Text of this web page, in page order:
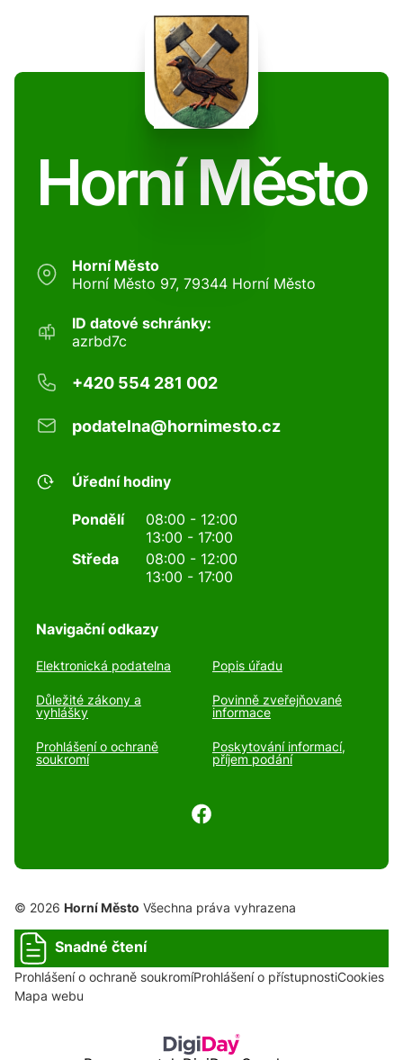
Horní Město
Horní Město
Horní Město 97, 79344 Horní Město
ID datové schránky:
azrbd7c
+420 554 281 002
podatelna@hornimesto.cz
Úřední hodiny
Pondělí
08:00 - 12:00
13:00 - 17:00
Středa
08:00 - 12:00
13:00 - 17:00
Navigační odkazy
Elektronická podatelna Popis úřadu
Důležité zákony a
vyhlášky
Povinně zveřejňované
informace
Prohlášení o ochraně
soukromí
Poskytování informací,
příjem podání
© 2026 Horní Město Všechna práva vyhrazena
Snadné čtení
Prohlášení o ochraně soukromíProhlášení o přístupnostiCookies
Mapa webu